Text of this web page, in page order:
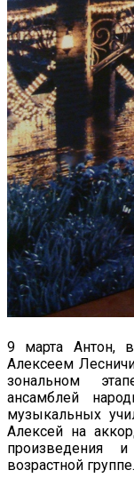
9 марта Антон,
Алексеем
зональном
ансамблей
музыкальных
Алексей на
произведения
возрастной группе.